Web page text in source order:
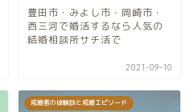
豊田市・みよし市・岡崎市・
西三河で婚活するなら人気の
結婚相談所サチ活で
2021-09-10
成婚者の体験談と成婚エピソード